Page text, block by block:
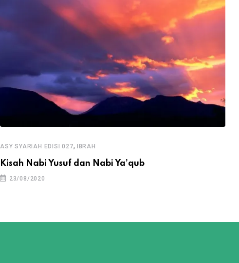
ASY SYARIAH EDISI 027, IBRAH
Kisah Nabi Yusuf dan Nabi Ya’qub
23/08/2020